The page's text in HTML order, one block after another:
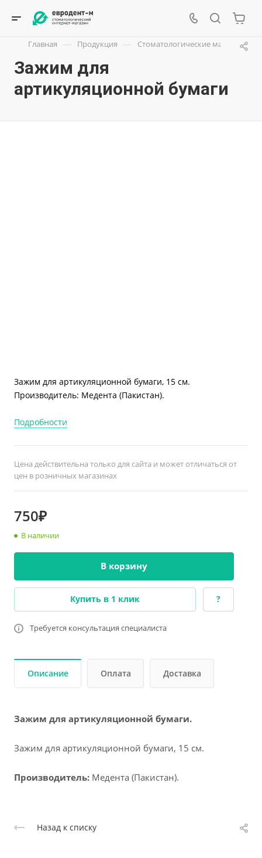
Главная — Продукция — Стоматологические материалы
Зажим для
артикуляционной бумаги
Зажим для артикуляционной бумаги, 15 см.
Производитель: Медента (Пакистан).
Подробности
Цена действительна только для сайта и может отличаться от
цен в розничных магазинах
750₽
В наличии
В корзину
Купить в 1 клик ?
Требуется консультация специалиста
Описание Оплата Доставка
Зажим для артикуляционной бумаги.
Зажим для артикуляционной бумаги, 15 см.
Производитель: Медента (Пакистан).
Назад к списку